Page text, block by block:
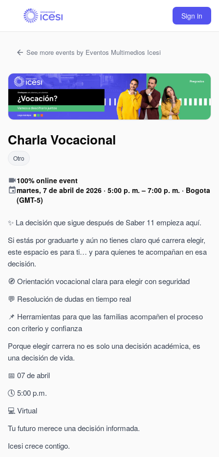
Sign in
arrow_back See more events by Eventos Multimedios Icesi
Charla Vocacional
Otro
videocam100% online event
eventmartes, 7 de abril de 2026 · 5:00 p. m. – 7:00 p. m. · Bogota
(GMT-5)
✨ La decisión que sigue después de Saber 11 empieza aquí.
Si estás por graduarte y aún no tienes claro qué carrera elegir,
este espacio es para ti… y para quienes te acompañan en esa
decisión.
🧭 Orientación vocacional clara para elegir con seguridad
💬 Resolución de dudas en tiempo real
📌 Herramientas para que las familias acompañen el proceso
con criterio y confianza
Porque elegir carrera no es solo una decisión académica, es
una decisión de vida.
📅 07 de abril
🕔 5:00 p.m.
💻 Virtual
Tu futuro merece una decisión informada.
Icesi crece contigo.